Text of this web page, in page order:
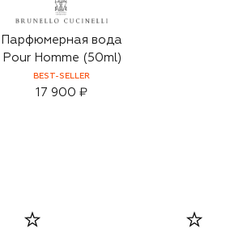
Парфюмерная вода
Pour Homme (50ml)
BEST-SELLER
17 900 ₽